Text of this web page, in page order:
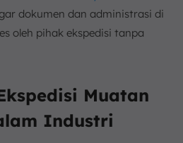
dokumen dan administrasi di
oleh pihak ekspedisi tanpa
Muatan
Industri